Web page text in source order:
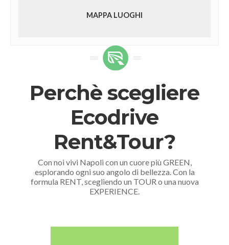
MAPPA LUOGHI
Perchè scegliere
Ecodrive
Rent&Tour?
Con noi vivi Napoli con un cuore più GREEN,
esplorando ogni suo angolo di bellezza. Con la
formula RENT, scegliendo un TOUR o una nuova
EXPERIENCE.